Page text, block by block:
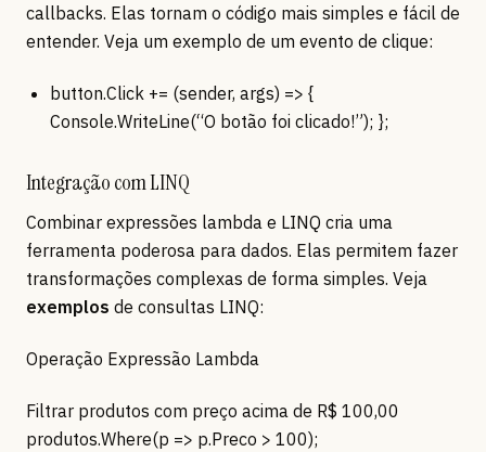
callbacks. Elas tornam o código mais simples e fácil de
entender. Veja um exemplo de um evento de clique:
button.Click += (sender, args) => {
Console.WriteLine(“O botão foi clicado!”); };
Integração com LINQ
Combinar expressões lambda e LINQ cria uma
ferramenta poderosa para dados. Elas permitem fazer
transformações complexas de forma simples. Veja
exemplos de consultas LINQ:
Operação Expressão Lambda
Filtrar produtos com preço acima de R$ 100,00
produtos.Where(p => p.Preco > 100);